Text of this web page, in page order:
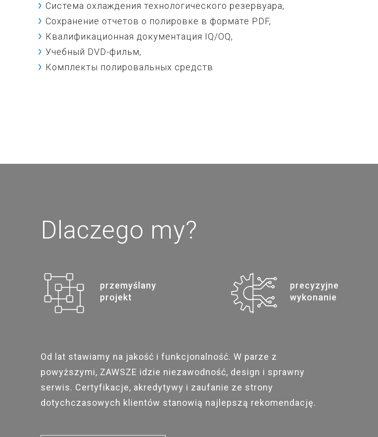
Система охлаждения технологического резервуара,
Сохранение отчетов о полировке в формате PDF,
Квалификационная документация IQ/OQ,
Учебный DVD-фильм,
Комплекты полировальных средств
Dlaczego my?
przemyślany
projekt
precyzyjne
wykonanie
Od lat stawiamy na jakość i funkcjonalność. W parze z
powyższymi, ZAWSZE idzie niezawodność, design i sprawny
serwis. Certyfikacje, akredytywy i zaufanie ze strony
dotychczasowych klientów stanowią najlepszą rekomendację.